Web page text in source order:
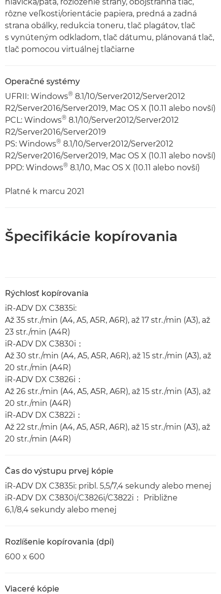
rôzne veľkosti/orientácie papiera, predná a zadná
strana obálky, redukcia toneru, tlač plagátov, tlač
s vynúteným odkladom, tlač dátumu, plánovaná tlač,
tlač pomocou virtuálnej tlačiarne
Operačné systémy
UFRII: Windows® 8.1/10/Server2012/Server2012
R2/Server2016/Server2019, Mac OS X (10.11 alebo novší)
PCL: Windows® 8.1/10/Server2012/Server2012
R2/Server2016/Server2019
PS: Windows® 8.1/10/Server2012/Server2012
R2/Server2016/Server2019, Mac OS X (10.11 alebo novší)
PPD: Windows® 8.1/10, Mac OS X (10.11 alebo novší)
Platné k marcu 2021
Špecifikácie kopírovania
Rýchlosť kopírovania
iR-ADV DX C3835i:
Až 35 str./min (A4, A5, A5R, A6R), až 17 str./min (A3), až
23 str./min (A4R)
iR-ADV DX C3830i：
Až 30 str./min (A4, A5, A5R, A6R), až 15 str./min (A3), až
20 str./min (A4R)
iR-ADV DX C3826i：
Až 26 str./min (A4, A5, A5R, A6R), až 15 str./min (A3), až
20 str./min (A4R)
iR-ADV DX C3822i：
Až 22 str./min (A4, A5, A5R, A6R), až 15 str./min (A3), až
20 str./min (A4R)
Čas do výstupu prvej kópie
iR-ADV DX C3835i: pribl. 5,5/7,4 sekundy alebo menej
iR-ADV DX C3830i/C3826i/C3822i： Približne
6,1/8,4 sekundy alebo menej
Rozlíšenie kopírovania (dpi)
600 x 600
Viaceré kópie